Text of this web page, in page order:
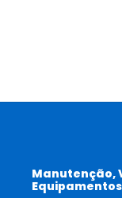
Manutenção,